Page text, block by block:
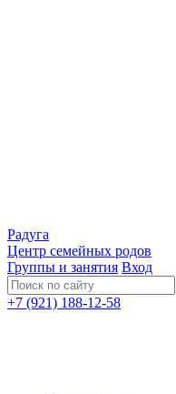
Радуга
Центр семейных родов
Группы и занятия Вход
+7 (921) 188-12-58